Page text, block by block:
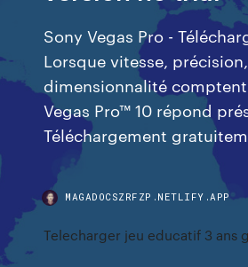
Sony Vegas Pro -
Lorsque vitesse,
dimensionnalité
Vegas Pro™ 10 répond
Téléchargement
MAGADOCSZRFZP.NETLIFY.APP
Telecharger jeu educatif 3 ans